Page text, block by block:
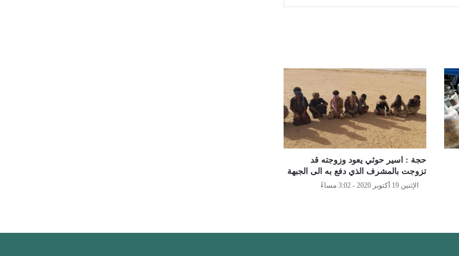
حجة : اسير حوثي يعود وزوجته قد
تزوجت بالمشرف الذي دفع به الى الجبهة
الإثنين 19 أكتوبر 2020 - 3:02 مساءً